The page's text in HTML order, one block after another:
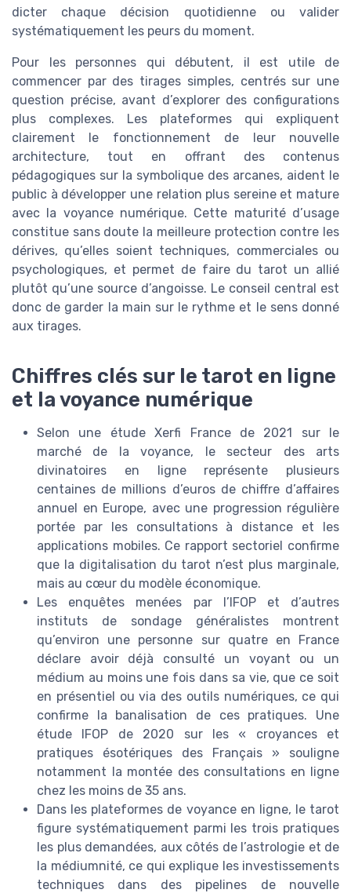
dicter chaque décision quotidienne ou valider
systématiquement les peurs du moment.
Pour les personnes qui débutent, il est utile de
commencer par des tirages simples, centrés sur une
question précise, avant d’explorer des configurations
plus complexes. Les plateformes qui expliquent
clairement le fonctionnement de leur nouvelle
architecture, tout en offrant des contenus
pédagogiques sur la symbolique des arcanes, aident le
public à développer une relation plus sereine et mature
avec la voyance numérique. Cette maturité d’usage
constitue sans doute la meilleure protection contre les
dérives, qu’elles soient techniques, commerciales ou
psychologiques, et permet de faire du tarot un allié
plutôt qu’une source d’angoisse. Le conseil central est
donc de garder la main sur le rythme et le sens donné
aux tirages.
Chiffres clés sur le tarot en ligne
et la voyance numérique
Selon une étude Xerfi France de 2021 sur le
marché de la voyance, le secteur des arts
divinatoires en ligne représente plusieurs
centaines de millions d’euros de chiffre d’affaires
annuel en Europe, avec une progression régulière
portée par les consultations à distance et les
applications mobiles. Ce rapport sectoriel confirme
que la digitalisation du tarot n’est plus marginale,
mais au cœur du modèle économique.
Les enquêtes menées par l’IFOP et d’autres
instituts de sondage généralistes montrent
qu’environ une personne sur quatre en France
déclare avoir déjà consulté un voyant ou un
médium au moins une fois dans sa vie, que ce soit
en présentiel ou via des outils numériques, ce qui
confirme la banalisation de ces pratiques. Une
étude IFOP de 2020 sur les « croyances et
pratiques ésotériques des Français » souligne
notamment la montée des consultations en ligne
chez les moins de 35 ans.
Dans les plateformes de voyance en ligne, le tarot
figure systématiquement parmi les trois pratiques
les plus demandées, aux côtés de l’astrologie et de
la médiumnité, ce qui explique les investissements
techniques dans des pipelines de nouvelle